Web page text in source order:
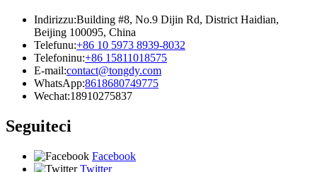
Indirizzu:Building #8, No.9 Dijin Rd, District Haidian,
Beijing 100095, China
Telefunu:+86 10 5973 8939-8032
Telefoninu:+86 15811018575
E-mail:contact@tongdy.com
WhatsApp:8618680749775
Wechat:18910275837
Seguiteci
Facebook
Twitter